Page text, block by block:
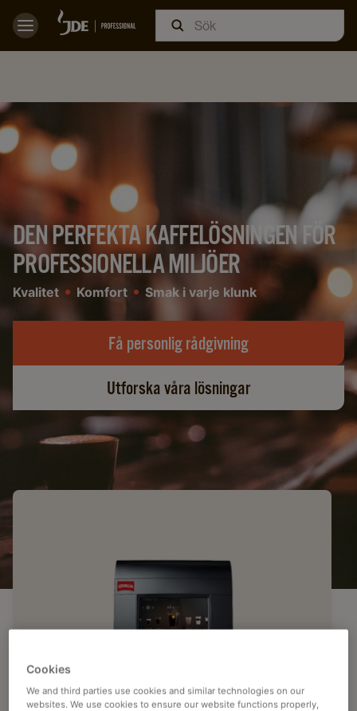
DEN PERFEKTA KAFFELÖSNINGEN FÖR
PROFESSIONELLA MILJÖER
Kvalitet Komfort Smak i varje klunk
Få personlig rådgivning
Utforska våra lösningar
Cookies
We and third parties use cookies and similar technologies on our
websites. We use cookies to ensure our website functions properly,